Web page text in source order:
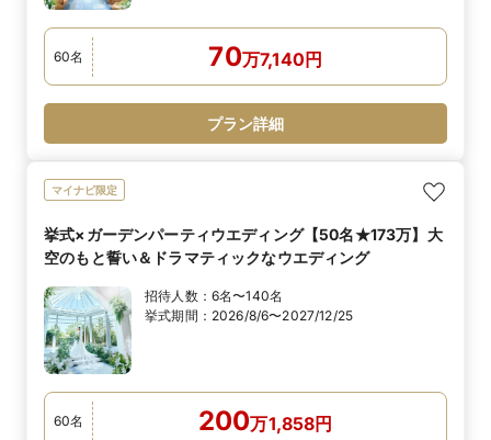
60名 70万7,140円
プラン詳細
マイナビ限定
挙式×ガーデンパーティウエディング【50名★173万】大
空のもと誓い＆ドラマティックなウエディング
招待人数： 6名〜140名
挙式期間： 2026/8/6〜2027/12/25
60名 200万1,858円